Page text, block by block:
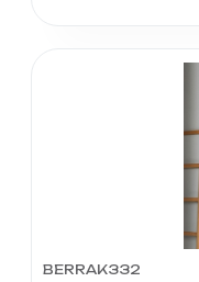
BERRAK332